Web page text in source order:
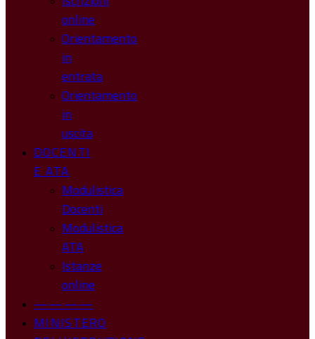
online
Orientamento
in
entrata
Orientamento
in
uscita
DOCENTI
E ATA
Modulistica
Docenti
Modulistica
ATA
Istanze
online
————
MINISTERO